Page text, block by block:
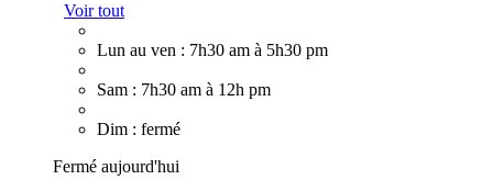
Voir tout
Lun au ven : 7h30 am à 5h30 pm
Sam : 7h30 am à 12h pm
Dim : fermé
Fermé aujourd'hui